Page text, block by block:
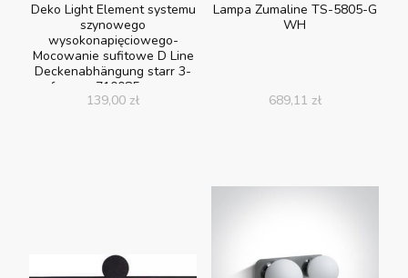
Deko Light Element systemu
szynowego
wysokonapięciowego-
Mocowanie sufitowe D Line
Deckenabhängung starr 3-
fazowy 710085, szary
139,00 zł
Lampa Zumaline TS-5805-G
WH
689,11 zł